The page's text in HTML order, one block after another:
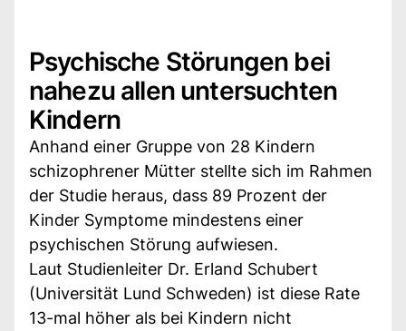
Psychische Störungen bei
nahezu allen untersuchten
Kindern
Anhand einer Gruppe von 28 Kindern
schizophrener Mütter stellte sich im Rahmen
der Studie heraus, dass 89 Prozent der
Kinder Symptome mindestens einer
psychischen Störung aufwiesen.
Laut Studienleiter Dr. Erland Schubert
(Universität Lund Schweden) ist diese Rate
13-mal höher als bei Kindern nicht